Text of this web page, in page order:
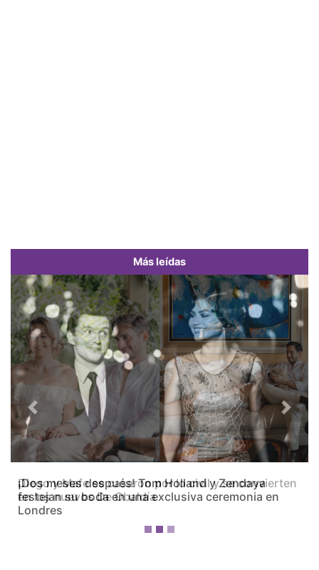
Más leídas
Diego y Mafe se casaron por lo civil y se convierten
en los nuevos De Obaldía
Previous Next